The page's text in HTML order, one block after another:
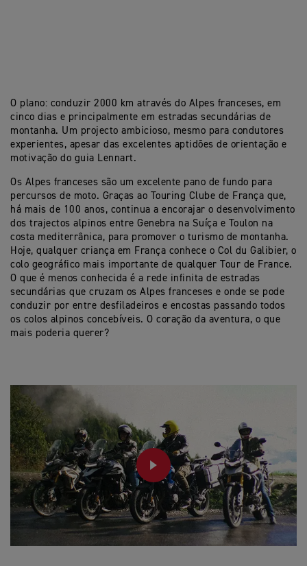
O plano: conduzir 2000 km através do Alpes franceses, em
cinco dias e principalmente em estradas secundárias de
montanha. Um projecto ambicioso, mesmo para condutores
experientes, apesar das excelentes aptidões de orientação e
motivação do guia Lennart.
Os Alpes franceses são um excelente pano de fundo para
percursos de moto. Graças ao Touring Clube de França que,
há mais de 100 anos, continua a encorajar o desenvolvimento
dos trajectos alpinos entre Genebra na Suíça e Toulon na
costa mediterrânica, para promover o turismo de montanha.
Hoje, qualquer criança em França conhece o Col du Galibier, o
colo geográfico mais importante de qualquer Tour de France.
O que é menos conhecida é a rede infinita de estradas
secundárias que cruzam os Alpes franceses e onde se pode
conduzir por entre desfiladeiros e encostas passando todos
os colos alpinos concebíveis. O coração da aventura, o que
mais poderia querer?
PLAY